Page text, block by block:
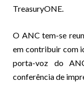
TreasuryONE.
O ANC tem-se
em contribuir com
porta-voz do
conferência de